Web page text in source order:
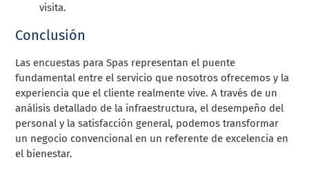
visita.
Conclusión
Las encuestas para Spas representan el puente
fundamental entre el servicio que nosotros ofrecemos y la
experiencia que el cliente realmente vive. A través de un
análisis detallado de la infraestructura, el desempeño del
personal y la satisfacción general, podemos transformar
un negocio convencional en un referente de excelencia en
el bienestar.